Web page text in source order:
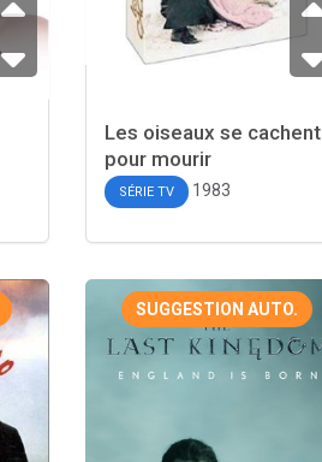
Les oiseaux se cachent
pour mourir
SÉRIE TV 1983
SUGGESTION AUTO.